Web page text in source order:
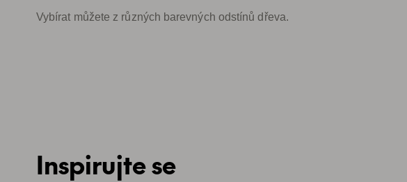
Vybírat můžete z různých barevných odstínů dřeva.
Inspirujte se